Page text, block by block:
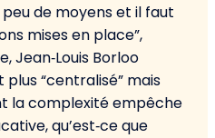
de moyens et il faut
mises en place”,
Jean‑Louis Borloo
plus “centralisé” mais
la complexité empêche
qu’est‑ce que